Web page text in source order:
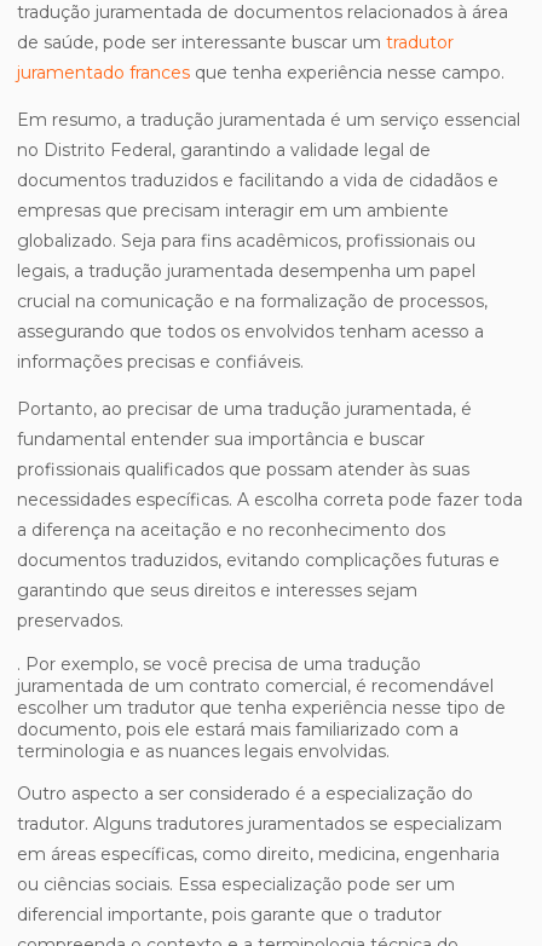
tradução juramentada de documentos relacionados à área
de saúde, pode ser interessante buscar um tradutor
juramentado frances que tenha experiência nesse campo.
Em resumo, a tradução juramentada é um serviço essencial
no Distrito Federal, garantindo a validade legal de
documentos traduzidos e facilitando a vida de cidadãos e
empresas que precisam interagir em um ambiente
globalizado. Seja para fins acadêmicos, profissionais ou
legais, a tradução juramentada desempenha um papel
crucial na comunicação e na formalização de processos,
assegurando que todos os envolvidos tenham acesso a
informações precisas e confiáveis.
Portanto, ao precisar de uma tradução juramentada, é
fundamental entender sua importância e buscar
profissionais qualificados que possam atender às suas
necessidades específicas. A escolha correta pode fazer toda
a diferença na aceitação e no reconhecimento dos
documentos traduzidos, evitando complicações futuras e
garantindo que seus direitos e interesses sejam
preservados.
. Por exemplo, se você precisa de uma tradução
juramentada de um contrato comercial, é recomendável
escolher um tradutor que tenha experiência nesse tipo de
documento, pois ele estará mais familiarizado com a
terminologia e as nuances legais envolvidas.
Outro aspecto a ser considerado é a especialização do
tradutor. Alguns tradutores juramentados se especializam
em áreas específicas, como direito, medicina, engenharia
ou ciências sociais. Essa especialização pode ser um
diferencial importante, pois garante que o tradutor